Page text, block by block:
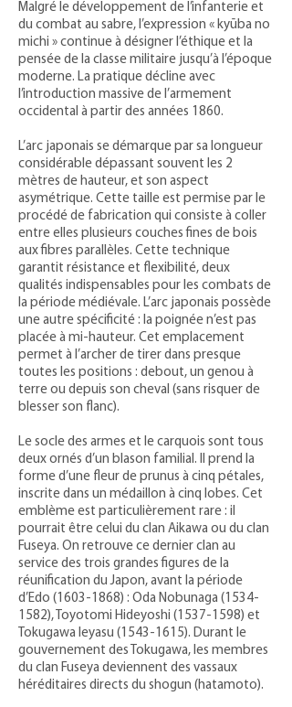
Malgré le développement de l’infanterie et
du combat au sabre, l’expression « kyūba no
michi » continue à désigner l’éthique et la
pensée de la classe militaire jusqu’à l’époque
moderne. La pratique décline avec
l’introduction massive de l’armement
occidental à partir des années 1860.
L’arc japonais se démarque par sa longueur
considérable dépassant souvent les 2
mètres de hauteur, et son aspect
asymétrique. Cette taille est permise par le
procédé de fabrication qui consiste à coller
entre elles plusieurs couches fines de bois
aux fibres parallèles. Cette technique
garantit résistance et flexibilité, deux
qualités indispensables pour les combats de
la période médiévale. L’arc japonais possède
une autre spécificité : la poignée n’est pas
placée à mi-hauteur. Cet emplacement
permet à l’archer de tirer dans presque
toutes les positions : debout, un genou à
terre ou depuis son cheval (sans risquer de
blesser son flanc).
Le socle des armes et le carquois sont tous
deux ornés d’un blason familial. Il prend la
forme d’une fleur de prunus à cinq pétales,
inscrite dans un médaillon à cinq lobes. Cet
emblème est particulièrement rare : il
pourrait être celui du clan Aikawa ou du clan
Fuseya. On retrouve ce dernier clan au
service des trois grandes figures de la
réunification du Japon, avant la période
d’Edo (1603-1868) : Oda Nobunaga (1534-
1582), Toyotomi Hideyoshi (1537-1598) et
Tokugawa Ieyasu (1543-1615). Durant le
gouvernement des Tokugawa, les membres
du clan Fuseya deviennent des vassaux
héréditaires directs du shogun (hatamoto).